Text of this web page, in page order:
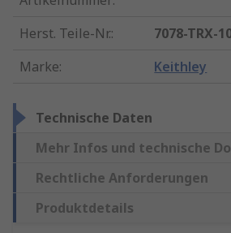
Herst. Teile-Nr.:
7078-TRX-
Marke: Keithley
Technische Daten
Mehr Infos und technische
Rechtliche Anforderungen
Produktdetails